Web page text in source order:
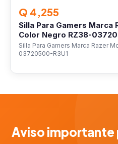
Q 4,255
Silla Para Gamers Marca
Color Negro RZ38-
Silla Para Gamers Marca Razer
03720500-R3U1
Aviso importante